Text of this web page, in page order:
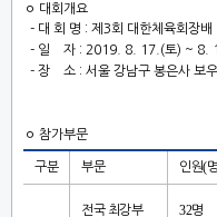
ㅇ 대회개요
- 대 회 명 : 제 3회 대한체육회장배
- 일 자 : 2019. 8. 17.(토) ~ 8.
- 장 소 : 서울 강남구 봉은사 보
ㅇ 참가부문
구분 부문 인원(명
전국 최강부 32명